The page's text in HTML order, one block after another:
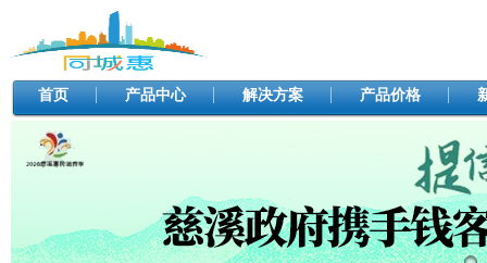
首页 产品中心 解决方案 产品价格